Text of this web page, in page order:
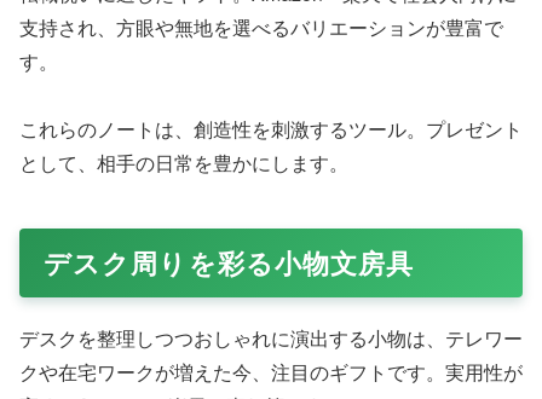
電子メモパッドで、約30,000回の消去が可能。筆圧で線
の太さが変わるハイコントラスト液晶が、紙のような書き
運びやすく、Amazon・楽天で2000円以内の人気品。アイ
デアスケッチやToDoリストに便利で、エコな選択肢で
富士通 QUADERNO A5 Gen.3C